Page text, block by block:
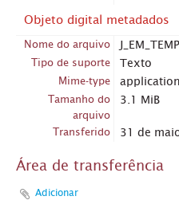
Objeto digital metadados
Nome do arquivo
Tipo de suporte Texto
Mime-type
Tamanho do
arquivo
3.1 MiB
Transferido 31 de
Área de transferência
Adicionar